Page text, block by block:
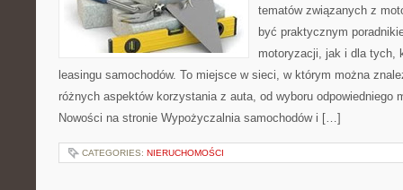
tematów związanych z
być praktycznym
motoryzacji, jak i dla tych,
leasingu samochodów. To miejsce w sieci, w którym można
różnych aspektów korzystania z auta, od wyboru odpowiedniego
Nowości na stronie Wypożyczalnia samochodów i […]
CATEGORIES: NIERUCHOMOŚCI